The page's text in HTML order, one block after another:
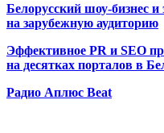
Белорусский шоу-бизнес и
на зарубежную аудиторию
Эффективное PR и SEO
на десятках порталов в
Радио Аплюс Beat